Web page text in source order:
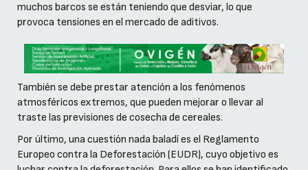
muchos barcos se están teniendo que desviar, lo que
provoca tensiones en el mercado de aditivos.
También se debe prestar atención a los fenómenos
atmosféricos extremos, que pueden mejorar o llevar al
traste las previsiones de cosecha de cereales.
Por último, una cuestión nada baladí es el Reglamento
Europeo contra la Deforestación (EUDR), cuyo objetivo es